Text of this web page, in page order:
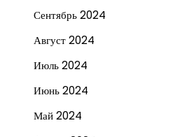
Сентябрь 2024
Август 2024
Июль 2024
Июнь 2024
Май 2024